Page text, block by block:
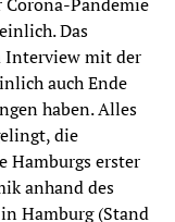
Das
Interview mit der
auch Ende
haben. Alles
die
Hamburgs erster
anhand des
Hamburg (Stand